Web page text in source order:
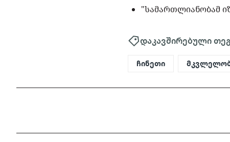
"სამართლიანობამ
დაკავშირებული
ჩინეთი